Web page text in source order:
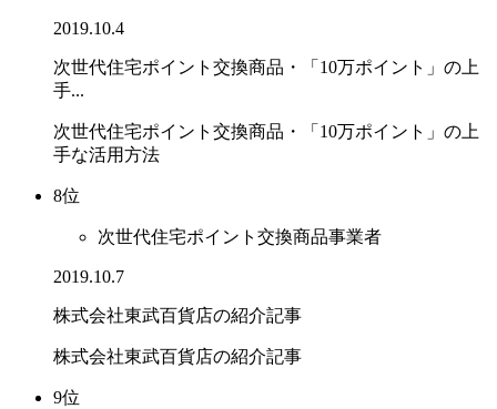
2019.10.4
次世代住宅ポイント交換商品・「10万ポイント」の上
手...
次世代住宅ポイント交換商品・「10万ポイント」の上
手な活用方法
8位
次世代住宅ポイント交換商品事業者
2019.10.7
株式会社東武百貨店の紹介記事
株式会社東武百貨店の紹介記事
9位